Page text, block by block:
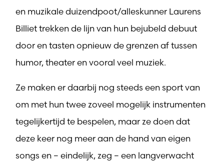
en muzikale duizendpoot/alleskunner Laurens
Billiet trekken de lijn van hun bejubeld debuut
door en tasten opnieuw de grenzen af tussen
humor, theater en vooral veel muziek.
Ze maken er daarbij nog steeds een sport van
om met hun twee zoveel mogelijk instrumenten
tegelijkertijd te bespelen, maar ze doen dat
deze keer nog meer aan de hand van eigen
songs en – eindelijk, zeg – een langverwacht